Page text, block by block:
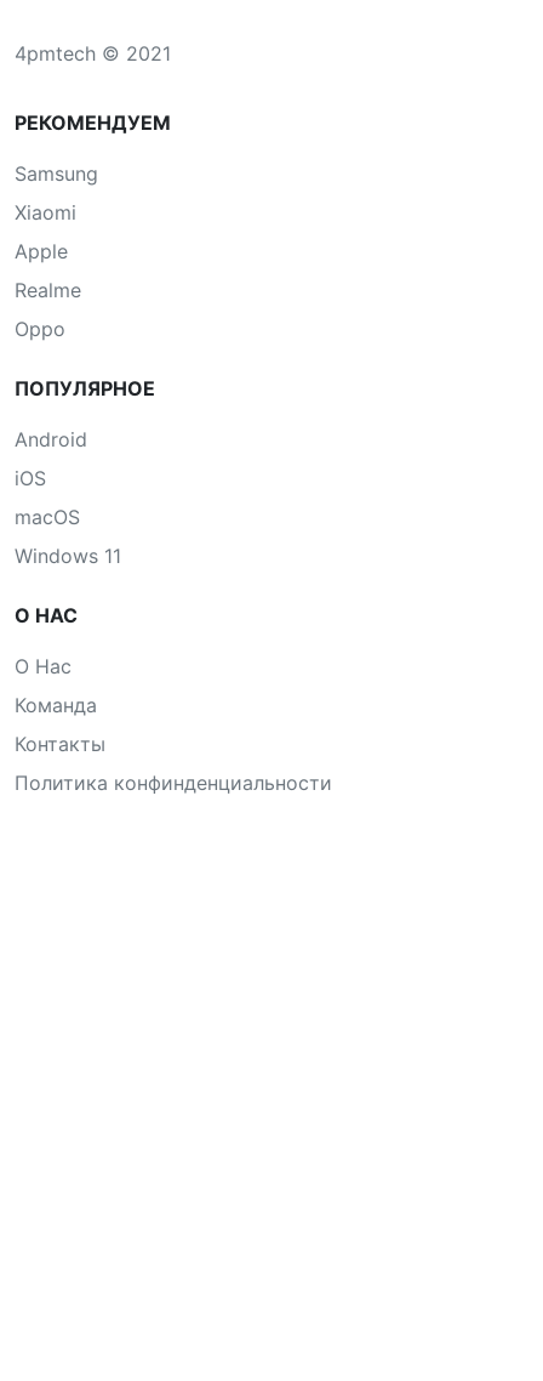
4pmtech © 2021
РЕКОМЕНДУЕМ
Samsung
Xiaomi
Apple
Realme
Oppo
ПОПУЛЯРНОЕ
Android
iOS
macOS
Windows 11
О НАС
О Нас
Команда
Контакты
Политика конфинденциальности